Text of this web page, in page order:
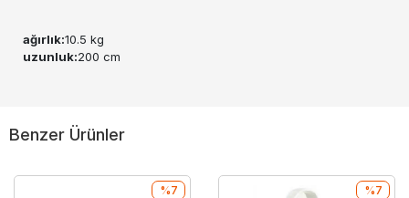
ağırlık:10.5 kg
uzunluk:200 cm
Benzer Ürünler
%7 %7